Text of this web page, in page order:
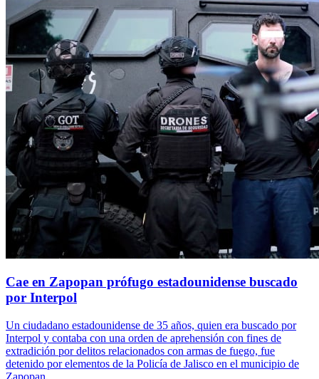
Cae en Zapopan prófugo estadounidense buscado
por Interpol
Un ciudadano estadounidense de 35 años, quien era buscado por
Interpol y contaba con una orden de aprehensión con fines de
extradición por delitos relacionados con armas de fuego, fue
detenido por elementos de la Policía de Jalisco en el municipio de